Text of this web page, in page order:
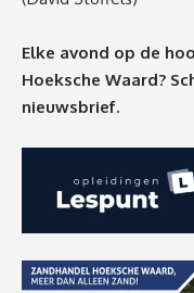
Elke avond op de
Hoeksche Waard?
nieuwsbrief.